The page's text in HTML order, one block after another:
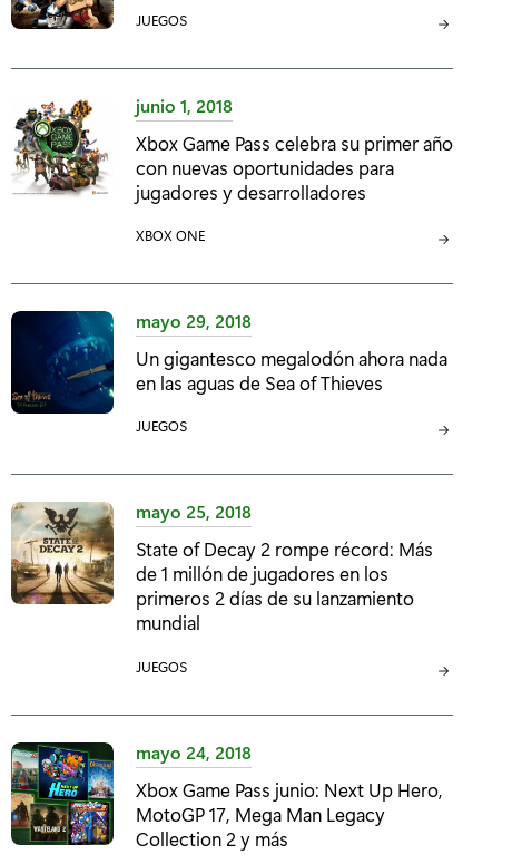
Í
:
C
T
G
O
R
Í
:
JUEGOS
junio 1, 2018
Xbox Game Pass celebra su primer año
con nuevas oportunidades para
jugadores y desarrolladores
C
T
G
O
R
A
XBOX ONE
mayo 29, 2018
Un gigantesco megalodón ahora nada
en las aguas de Sea of Thieves
C
T
G
O
R
Í
A
JUEGOS
mayo 25, 2018
State of Decay 2 rompe récord: Más
de 1 millón de jugadores en los
primeros 2 días de su lanzamiento
mundial
C
T
G
O
R
Í
JUEGOS
mayo 24, 2018
Xbox Game Pass junio: Next Up Hero,
MotoGP 17, Mega Man Legacy
Collection 2 y más